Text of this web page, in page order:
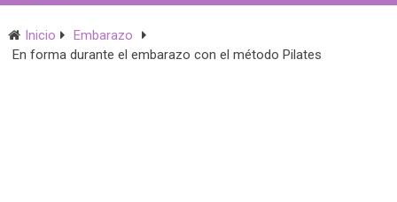
Inicio
Embarazo
En forma durante el embarazo con el método Pilates